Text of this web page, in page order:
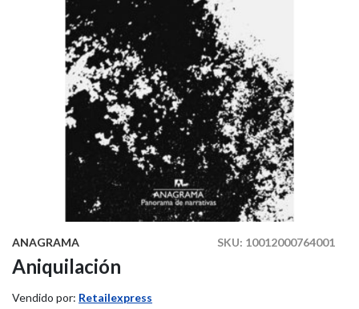
SKU: 10012000764001
ANAGRAMA
Aniquilación
Vendido por: Retailexpress